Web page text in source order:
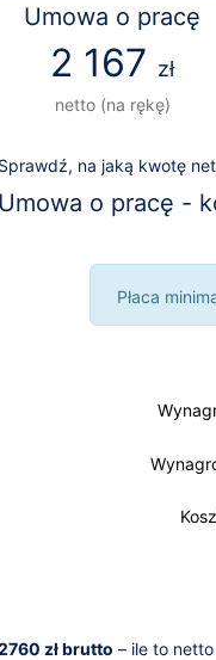
Umowa o pracę
2 167 zł
netto (na rękę)
Sprawdź, na jaką kwotę
Umowa o pracę -
Płaca
zł brutto – ile to